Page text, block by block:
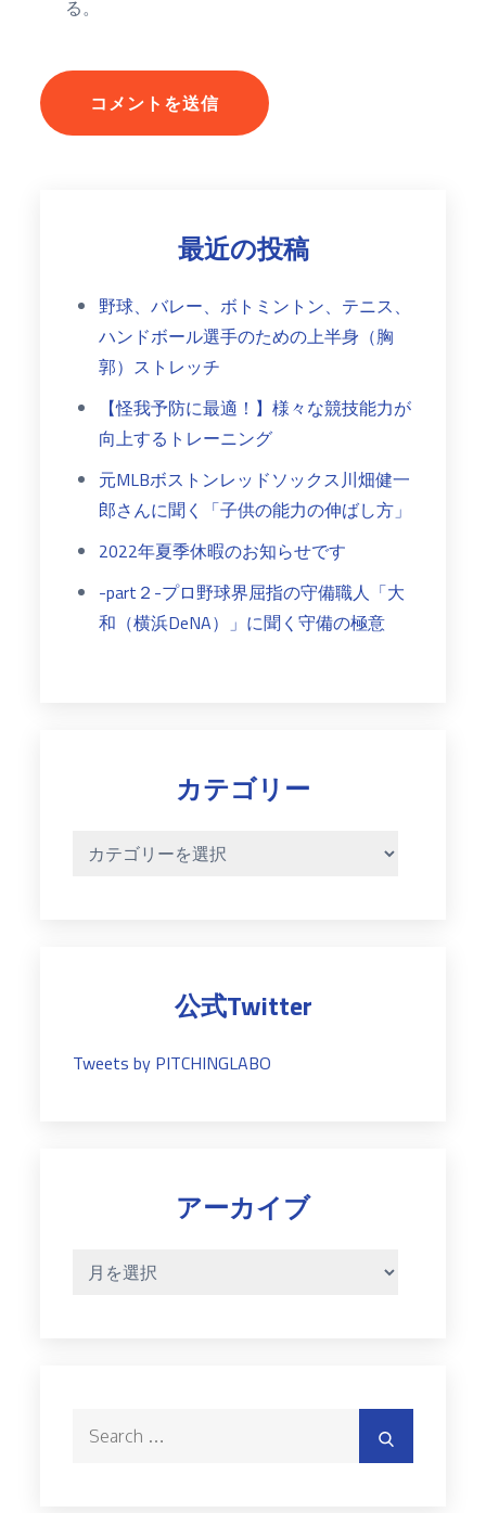
る。
最近の投稿
野球、バレー、ボトミントン、テニス、
ハンドボール選手のための上半身（胸
郭）ストレッチ
【怪我予防に最適！】様々な競技能力が
向上するトレーニング
元MLBボストンレッドソックス川畑健一
郎さんに聞く「子供の能力の伸ばし方」
2022年夏季休暇のお知らせです
-part２-プロ野球界屈指の守備職人「大
和（横浜DeNA）」に聞く守備の極意
カテゴリー
公式Twitter
Tweets by PITCHINGLABO
アーカイブ